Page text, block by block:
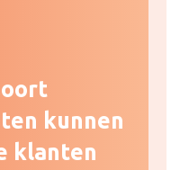
kunnen
klanten